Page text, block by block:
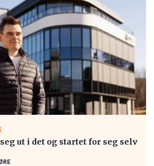
ut i det og startet for seg selv